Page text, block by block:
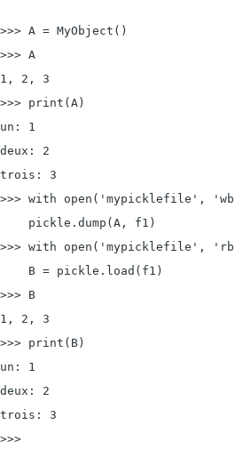
>>> A = MyObject()
>>> A
1, 2, 3
>>> print(A)
un: 1
deux: 2
trois: 3
>>> with open('mypicklefile',
    pickle.dump(A, f1)
>>> with open('mypicklefile',
    B = pickle.load(f1)
>>> B
1, 2, 3
>>> print(B)
un: 1
deux: 2
trois: 3
>>>